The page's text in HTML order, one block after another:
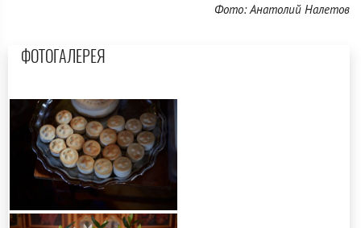
Фото: Анатолий Налетов
ФОТОГАЛЕРЕЯ